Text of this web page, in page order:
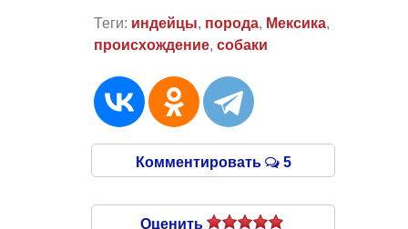
Теги: индейцы, порода, Мексика,
происхождение, собаки
Комментировать 5
Оценить